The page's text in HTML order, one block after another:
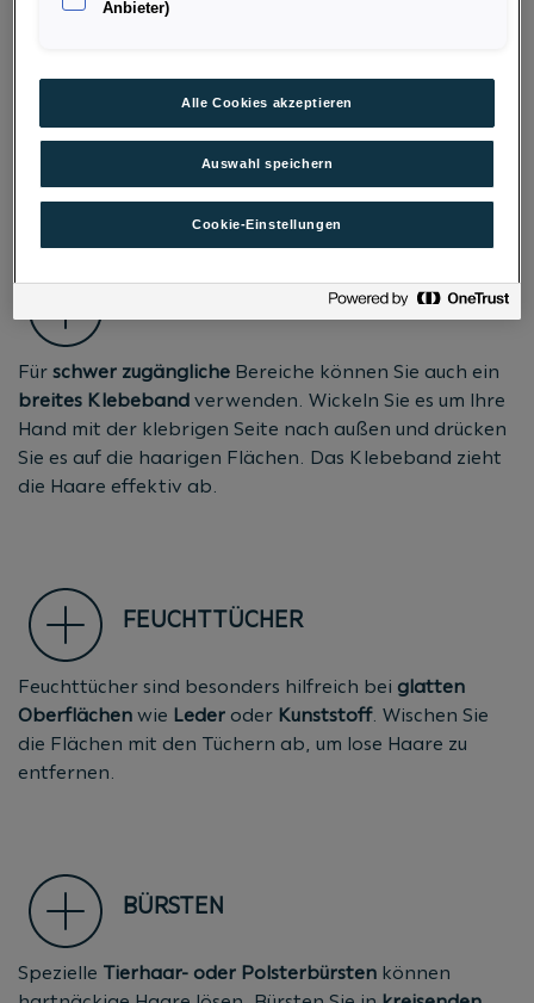
FUSSELROLLE
Eine Fusselrolle eignet sich hervorragend fürkleinere
empfindliche Materialien
mehrmals über die betroffenen Stellen, um die Haare
Für schwer zugängliche Bereiche können Sie auch ein
breites Klebeband verwenden. Wickeln Sie es um Ihre
Hand mit der klebrigen Seite nach außen und drücken
Sie es auf die haarigen Flächen. Das Klebeband zieht
die Haare effektiv ab.
FEUCHTTÜCHER
Feuchttücher sind besonders hilfreich bei glatten
Oberflächen wie Leder oder Kunststoff. Wischen Sie
die Flächen mit den Tüchern ab, um lose Haare zu
entfernen.
BÜRSTEN
Spezielle Tierhaar- oder Polsterbürsten können
Anbieter)
Alle Cookies akzeptieren
Auswahl speichern
Cookie-Einstellungen